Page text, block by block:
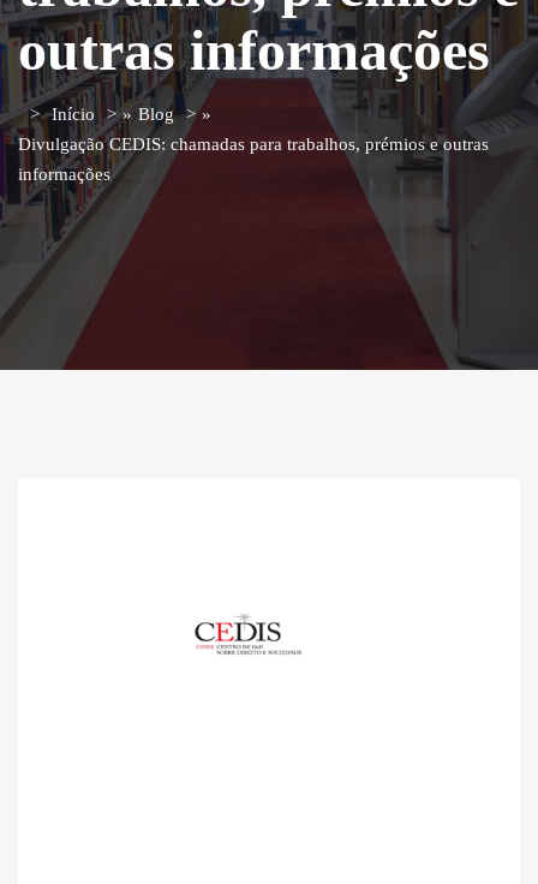
outras informações
Início » Blog
»
Divulgação CEDIS: chamadas para trabalhos, prémios e outras
informações